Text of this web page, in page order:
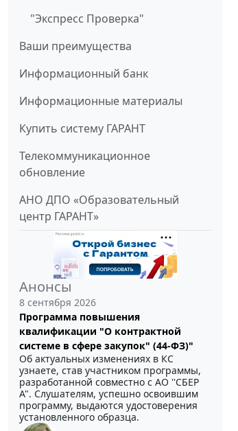
"Экспресс Проверка"
Ваши преимущества
Информационный банк
Информационные материалы
Купить систему ГАРАНТ
Телекоммуникационное
обновление
АНО ДПО «Образовательный
центр ГАРАНТ»
Анонсы
8 сентября 2026
Программа повышения
квалификации "О контрактной
системе в сфере закупок" (44-ФЗ)"
Об актуальных изменениях в КС
узнаете, став участником программы,
разработанной совместно с АО ''СБЕР
А". Слушателям, успешно освоившим
программу, выдаются удостоверения
установленного образца.